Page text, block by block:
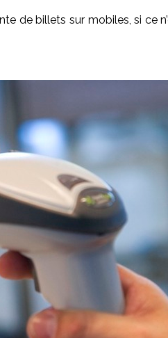
de billets sur mobiles, si ce